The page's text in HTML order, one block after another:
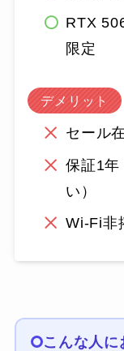
RTX
限定
デメリット
セール
保証1年
い）
Wi-Fi非
こんな人に